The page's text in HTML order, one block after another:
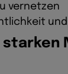
vernetzen
starken